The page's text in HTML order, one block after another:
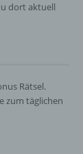
dort aktuell
Rätsel.
zum täglichen